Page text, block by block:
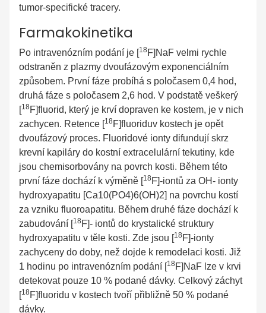
tumor-specifické tracery.
Farmakokinetika
Po intravenózním podání je [18F]NaF velmi rychle
odstraněn z plazmy dvoufázovým exponenciálním
způsobem. První fáze probíhá s poločasem 0,4 hod,
druhá fáze s poločasem 2,6 hod. V podstatě veškerý
[18F]fluorid, který je krví dopraven ke kostem, je v nich
zachycen. Retence [18F]fluoriduv kostech je opět
dvoufázový proces. Fluoridové ionty difundují skrz
krevní kapiláry do kostní extracelulární tekutiny, kde
jsou chemisorbovány na povrch kosti. Během této
první fáze dochází k výměně [18F]-iontů za OH- ionty
hydroxyapatitu [Ca10(PO4)6(OH)2] na povrchu kostí
za vzniku fluoroapatitu. Během druhé fáze dochází k
zabudování [18F]- iontů do krystalické struktury
hydroxyapatitu v těle kosti. Zde jsou [18F]-ionty
zachyceny do doby, než dojde k remodelaci kosti. Již
1 hodinu po intravenózním podání [18F]NaF lze v krvi
detekovat pouze 10 % podané dávky. Celkový záchyt
[18F]fluoridu v kostech tvoří přibližně 50 % podané
dávky.